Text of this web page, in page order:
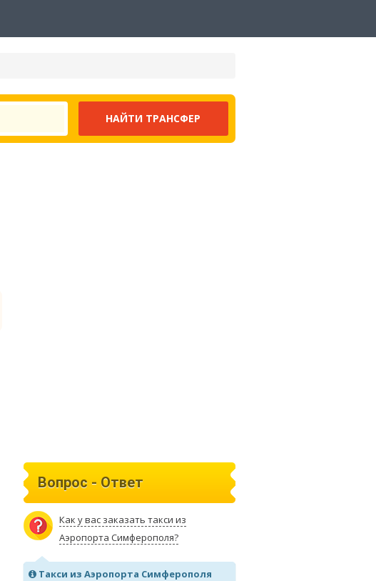
Вопрос - Ответ
Как у вас заказать такси из
Аэропорта Симферополя?
Такси из Аэропорта Симферополя